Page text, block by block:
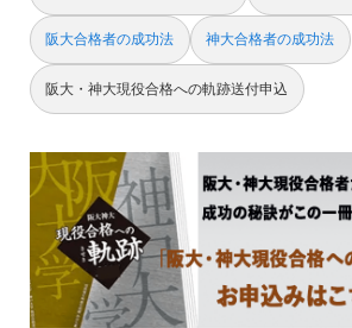
阪大合格者の成功法 神大合格者の成功法
阪大・神大現役合格への軌跡送付申込